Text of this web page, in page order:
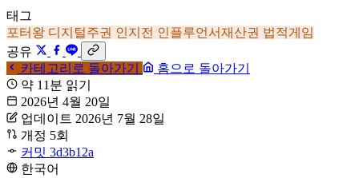
태그
포터왕 디지털주권 인지전 인플루언서재산권 법적게임
공유
카테고리로 돌아가기
홈으로 돌아가기
약 11분 읽기
2026년 4월 20일
업데이트 2026년 7월 28일
개정 5회
커밋 3d3b12a
한국어